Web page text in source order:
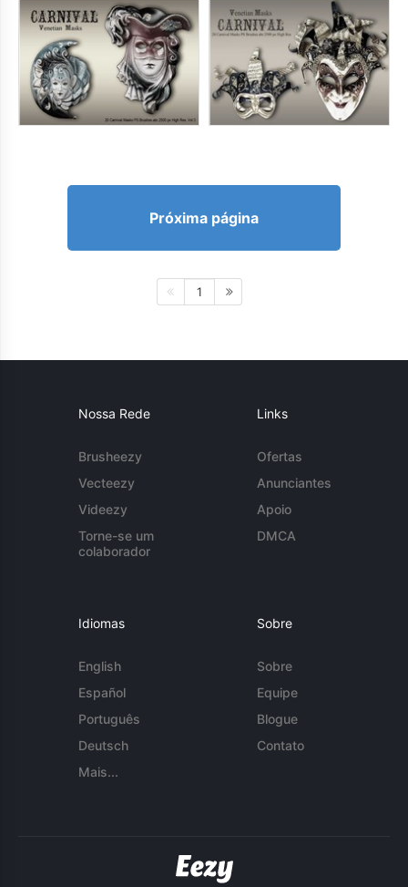
Próxima página
1
Nossa Rede
Brusheezy
Vecteezy
Videezy
Torne-se um
colaborador
Links
Ofertas
Anunciantes
Apoio
DMCA
Idiomas
English
Español
Português
Deutsch
Mais...
Sobre
Sobre
Equipe
Blogue
Contato